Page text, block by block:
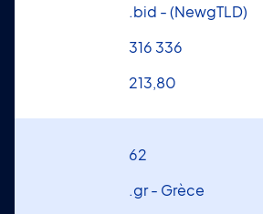
.bid - (NewgTLD)
316 336
213,80
62
.gr - Grèce